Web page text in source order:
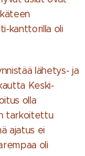
kanttorilla oli
lähetys- ja
Keski-
olla
tarkoitettu
ajatus ei
oli